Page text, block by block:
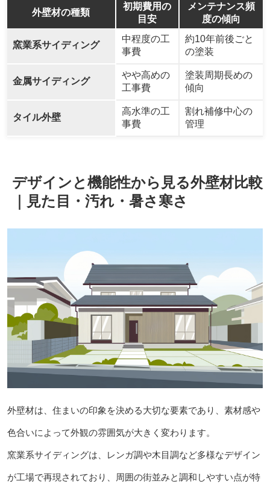
外壁材の種類
初期費用の
目安
メンテナンス頻
度の傾向
窯業系サイディング
中程度の工
事費
約10年前後ごと
の塗装
金属サイディング
やや高めの
工事費
塗装周期長めの
傾向
タイル外壁
高水準の工
事費
割れ補修中心の
管理
デザインと機能性から見る外壁材比較
｜見た目・汚れ・暑さ寒さ
外壁材は、住まいの印象を決める大切な要素であり、素材感や
色合いによって外観の雰囲気が大きく変わります。
窯業系サイディングは、レンガ調や木目調など多様なデザイン
が工場で再現されており、周囲の街並みと調和しやすい点が特